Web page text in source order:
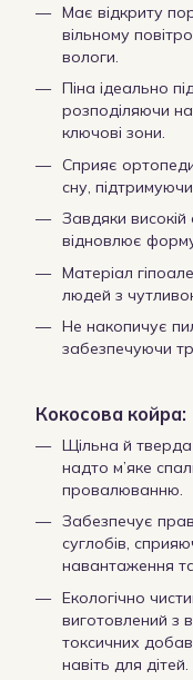
Має відкриту
вільному
вологи.
Піна ідеально
розподіляючи
ключові зони.
Сприяє
сну,
Завдяки
відновлює
Матеріал
людей з
Не накопичує
забезпечуючи
Кокосова койра:
Щільна й
надто м’яке
провалюванню.
Забезпечує
суглобів,
навантаження
Екологічно
виготовлений з
токсичних
навіть для дітей.